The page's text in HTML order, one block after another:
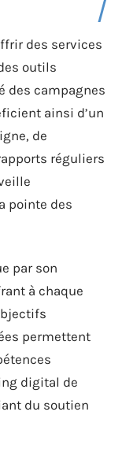
des services
outils
des campagnes
ainsi d’un
de
réguliers
pointe des
par son
à chaque
permettent
digital de
du soutien